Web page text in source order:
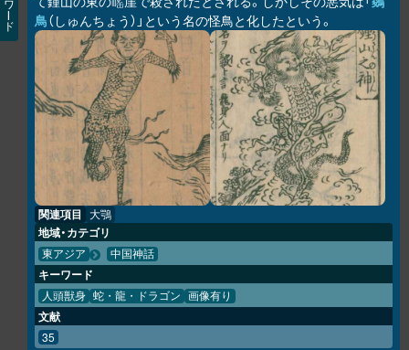
画像資料便覧
LINK
ワ
ド
𡺯
鳥（しゅんちょう）」という名の怪鳥と化したという。
関連項目 大鶚
地域・カテゴリ
東アジア 中国神話
キーワード
人頭獣身 蛇・龍・ドラゴン 画像有り
文献
35